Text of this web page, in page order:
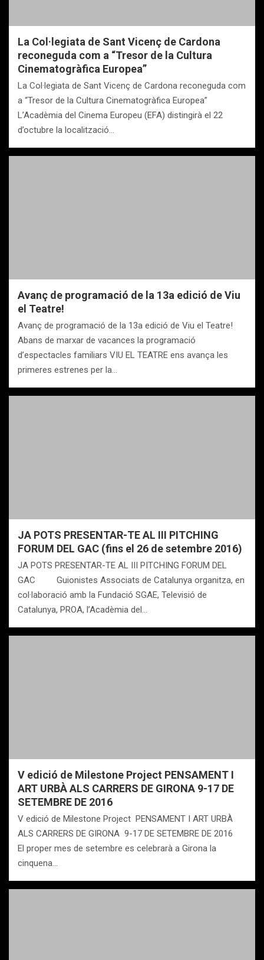
La Col·legiata de Sant Vicenç de Cardona
reconeguda com a “Tresor de la Cultura
Cinematogràfica Europea”
La Col·legiata de Sant Vicenç de Cardona reconeguda com
a “Tresor de la Cultura Cinematogràfica Europea”
L’Acadèmia del Cinema Europeu (EFA) distingirà el 22
d’octubre la localització…
Avanç de programació de la 13a edició de Viu
el Teatre!
Avanç de programació de la 13a edició de Viu el Teatre!
Abans de marxar de vacances la programació
d’espectacles familiars VIU EL TEATRE ens avança les
primeres estrenes per la…
JA POTS PRESENTAR-TE AL III PITCHING
FORUM DEL GAC (fins el 26 de setembre 2016)
JA POTS PRESENTAR-TE AL III PITCHING FORUM DEL
GAC Guionistes Associats de Catalunya organitza, en
col·laboració amb la Fundació SGAE, Televisió de
Catalunya, PROA, l’Acadèmia del…
V edició de Milestone Project PENSAMENT I
ART URBÀ ALS CARRERS DE GIRONA 9-17 DE
SETEMBRE DE 2016
V edició de Milestone Project PENSAMENT I ART URBÀ
ALS CARRERS DE GIRONA 9-17 DE SETEMBRE DE 2016
El proper mes de setembre es celebrarà a Girona la
cinquena…